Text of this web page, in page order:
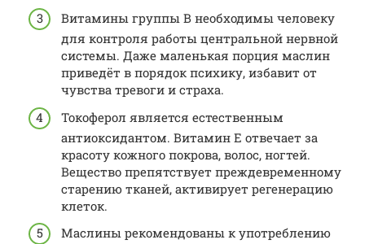
Витамины группы B необходимы человеку
для контроля работы центральной нервной
системы. Даже маленькая порция маслин
приведёт в порядок психику, избавит от
чувства тревоги и страха.
Токоферол является естественным
антиоксидантом. Витамин Е отвечает за
красоту кожного покрова, волос, ногтей.
Вещество препятствует преждевременному
старению тканей, активирует регенерацию
клеток.
Маслины рекомендованы к употреблению